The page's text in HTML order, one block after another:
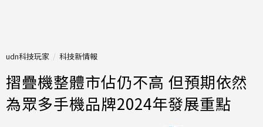
udn科技玩家 科技新情報
摺疊機整體市佔仍不高 但預期依然
為眾多手機品牌2024年發展重點